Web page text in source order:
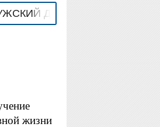
ДМ" ЛОГБУ
жизни